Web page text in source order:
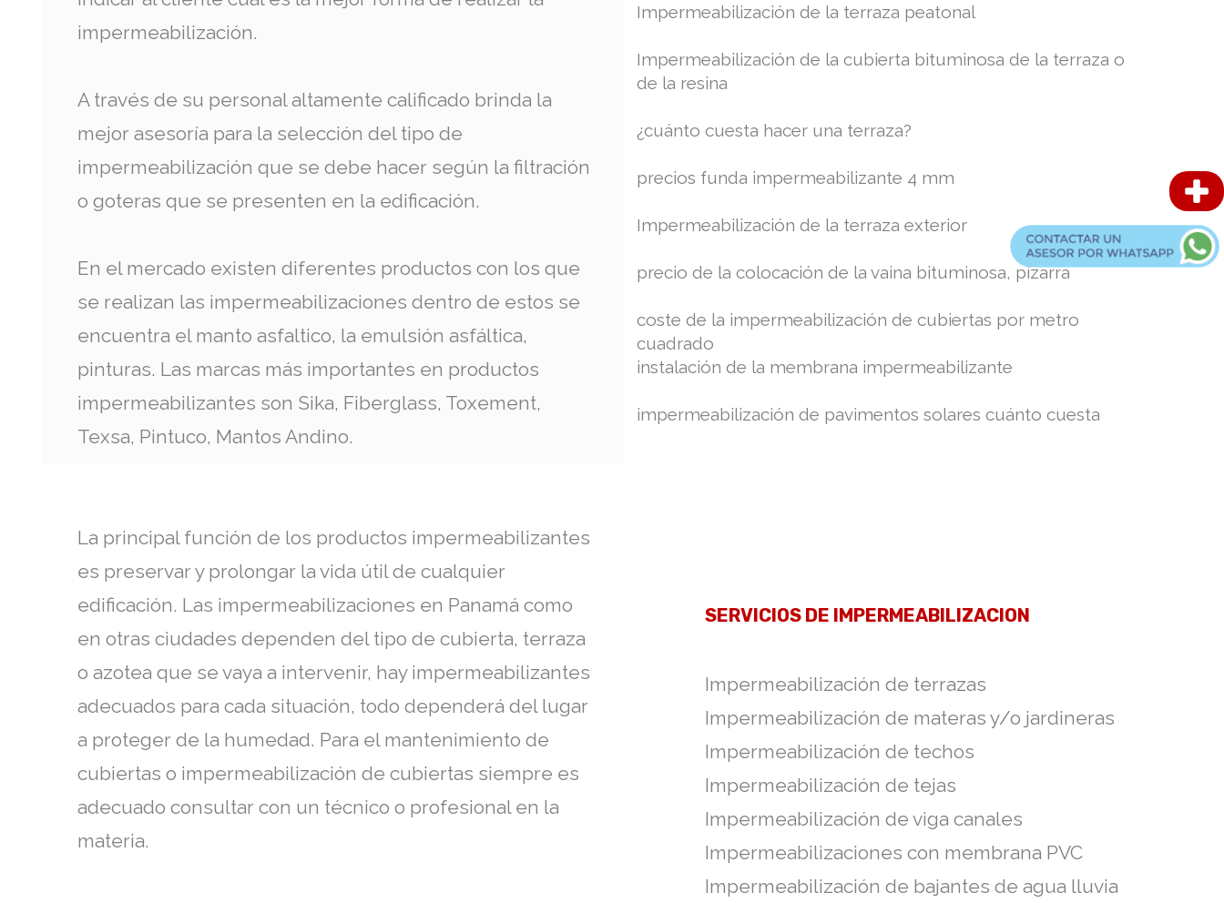
Impermeabilización de la terraza peatonal
Impermeabilización de la cubierta bituminosa de la terraza o
de la resina
¿cuánto cuesta hacer una terraza?
precios funda impermeabilizante 4 mm
Impermeabilización de la terraza exterior
precio de la colocación de la vaina bituminosa, pizarra
coste de la impermeabilización de cubiertas por metro
cuadrado
instalación de la membrana impermeabilizante
impermeabilización de pavimentos solares cuánto cuesta
SERVICIOS DE IMPERMEABILIZACION
Impermeabilización de terrazas
Impermeabilización de materas y/o jardineras
Impermeabilización de techos
Impermeabilización de tejas
Impermeabilización de viga canales
Impermeabilizaciones con membrana PVC
Impermeabilización de bajantes de agua lluvia
impermeabilización.
A través de su personal altamente calificado brinda la
mejor asesoría para la selección del tipo de
impermeabilización que se debe hacer según la filtración
o goteras que se presenten en la edificación.
En el mercado existen diferentes productos con los que
se realizan las impermeabilizaciones dentro de estos se
encuentra el manto asfaltico, la emulsión asfáltica,
pinturas. Las marcas más importantes en productos
impermeabilizantes son Sika, Fiberglass, Toxement,
Texsa, Pintuco, Mantos Andino.
La principal función de los productos impermeabilizantes
es preservar y prolongar la vida útil de cualquier
edificación. Las impermeabilizaciones en Panamá como
en otras ciudades dependen del tipo de cubierta, terraza
o azotea que se vaya a intervenir, hay impermeabilizantes
adecuados para cada situación, todo dependerá del lugar
a proteger de la humedad. Para el mantenimiento de
cubiertas o impermeabilización de cubiertas siempre es
adecuado consultar con un técnico o profesional en la
materia.